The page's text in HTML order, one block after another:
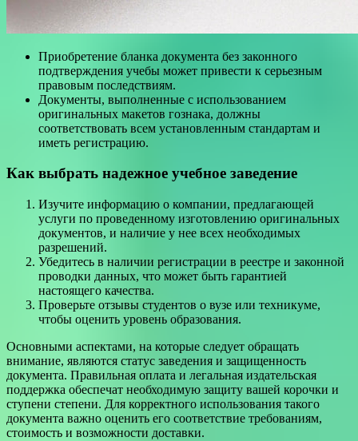
Приобретение бланка документа без законного
подтверждения учебы может привести к серьезным
правовым последствиям.
Документы, выполненные с использованием
оригинальных макетов гознака, должны
соответствовать всем установленным стандартам и
иметь регистрацию.
Как выбрать надежное учебное заведение
Изучите информацию о компании, предлагающей
услуги по проведенному изготовлению оригинальных
документов, и наличие у нее всех необходимых
разрешений.
Убедитесь в наличии регистрации в реестре и законной
проводки данных, что может быть гарантией
настоящего качества.
Проверьте отзывы студентов о вузе или техникуме,
чтобы оценить уровень образования.
Основными аспектами, на которые следует обращать
внимание, являются статус заведения и защищенность
документа. Правильная оплата и легальная издательская
поддержка обеспечат необходимую защиту вашей корочки и
ступени степени. Для корректного использования такого
документа важно оценить его соответствие требованиям,
стоимость и возможности доставки.